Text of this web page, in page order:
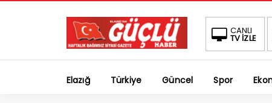
CANLI
TV İZLE
Elazığ Türkiye Güncel Spor